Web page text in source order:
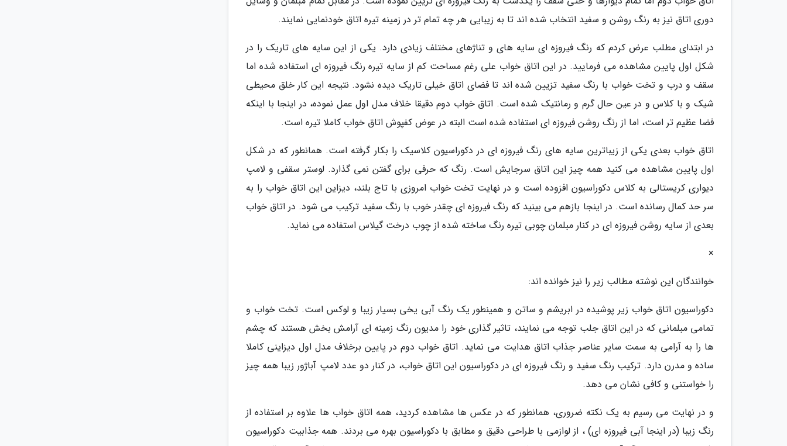
دوری اتاق نیز به رنگ روشن و سفید انتخاب شده اند تا به زیبایی هر چه تمام تر در زمینه تیره اتاق خودنمایی نمایند.
در ابتدای مطلب عرض کردم که رنگ فیروزه ای سایه های و تناژهای مختلف زیادی دارد. یکی از این سایه های تاریک را در
شکل اول پایین مشاهده می فرمایید. در این اتاق خواب علی رغم مساحت کم از سایه تیره رنگ فیروزه ای استفاده شده اما
سقف و درب و تخت خواب با رنگ سفید تزیین شده اند تا فضای اتاق خیلی تاریک دیده نشود. نتیجه این کار خلق محیطی
شیک و با کلاس و در عین حال گرم و رمانتیک شده است. اتاق خواب دوم دقیقا خلاف مدل اول عمل نموده، در اینجا با اینکه
فضا عظیم تر است، اما از رنگ روشن فیروزه ای استفاده شده است البته در عوض کفپوش اتاق خواب کاملا تیره است.
اتاق خواب بعدی یکی از زیباترین سایه های رنگ فیروزه ای در دکوراسیون کلاسیک را بکار گرفته است. همانطور که در شکل
اول پایین مشاهده می کنید همه چیز این اتاق سرجایش است. رنگ که حرفی برای گفتن نمی گذارد. لوستر سقفی و لامپ
دیواری کریستالی به کلاس دکوراسیون افزوده است و در نهایت تخت خواب امروزی با تاج بلند، دیزاین این اتاق خواب را به
سر حد کمال رسانده است. در اینجا بازهم می بینید که رنگ فیروزه ای چقدر خوب با رنگ سفید ترکیب می شود. در اتاق خواب
بعدی از سایه روشن فیروزه ای در کنار مبلمان چوبی تیره رنگ ساخته شده از چوب درخت گیلاس استفاده می نماید.
×
خوانندگان این نوشته مطالب زیر را نیز خوانده اند:
دکوراسیون اتاق خواب زیر پوشیده در ابریشم و ساتن و همینطور یک رنگ آبی یخی بسیار زیبا و لوکس است. تخت خواب و
تمامی مبلمانی که در این اتاق جلب توجه می نمایند، تاثیر گذاری خود را مدیون رنگ زمینه ای آرامش بخش هستند که چشم
ها را به آرامی به سمت سایر عناصر جذاب اتاق هدایت می نماید. اتاق خواب دوم در پایین برخلاف مدل اول دیزاینی کاملا
ساده و مدرن دارد. ترکیب رنگ سفید و رنگ فیروزه ای در دکوراسیون این اتاق خواب، در کنار دو عدد لامپ آباژور زیبا همه چیز
را خواستنی و کافی نشان می دهد.
و در نهایت می رسیم به یک نکته ضروری، همانطور که در عکس ها مشاهده کردید، همه اتاق خواب ها علاوه بر استفاده از
رنگ زیبا (در اینجا آبی فیروزه ای) ، از لوازمی با طراحی دقیق و مطابق با دکوراسیون بهره می بردند. همه جذابیت دکوراسیون